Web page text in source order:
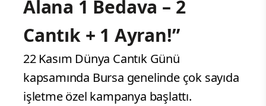
Alana 1 Bedava – 2
Cantık + 1 Ayran!”
22 Kasım Dünya Cantık Günü
kapsamında Bursa genelinde çok sayıda
işletme özel kampanya başlattı.